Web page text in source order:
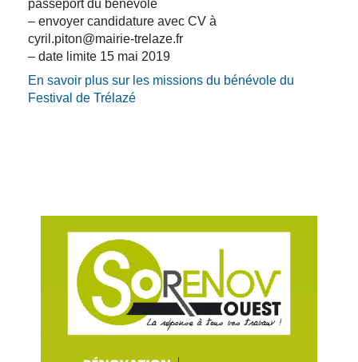
passeport du bénévole
– envoyer candidature avec CV à
cyril.piton@mairie-trelaze.fr
– date limite 15 mai 2019
En savoir plus sur les missions du bénévole du
Festival de Trélazé